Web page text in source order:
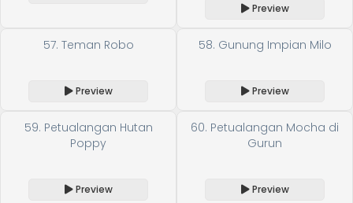
Preview
57. Teman Robo
Preview
58. Gunung Impian Milo
Preview
59. Petualangan Hutan
Poppy
Preview
60. Petualangan Mocha di
Gurun
Preview